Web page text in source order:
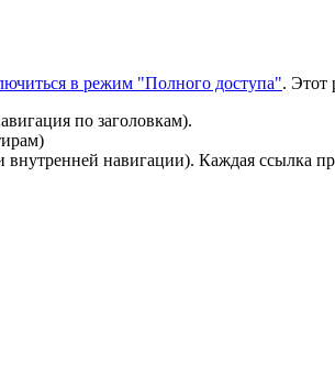
в режим "Полного доступа". Этот
по заголовкам).
навигации). Каждая ссылка